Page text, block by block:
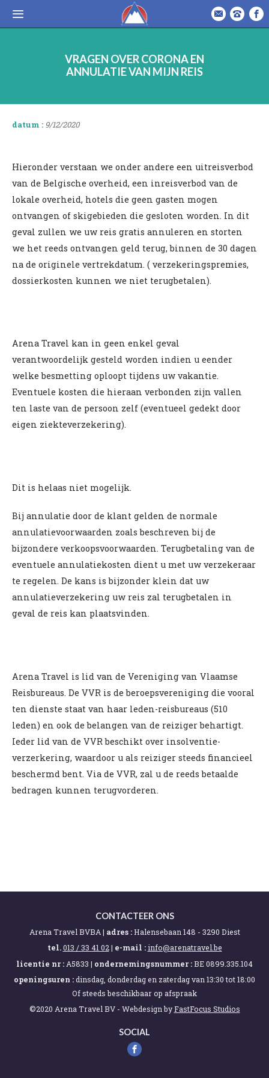
VRAGEN OVER CORONA EN
ANNULATIE VAN MIJN REIS
datum : 9/12/2020
Hieronder verstaan we onder andere een uitreisverbod
van de Belgische overheid, een inreisverbod van de
lokale overheid, hotels die geen gasten mogen
ontvangen of skigebieden die gesloten worden. In dit
geval zullen we uw reis gratis annuleren en storten
we het reeds ontvangen geld terug, binnen de 30 dagen
na de originele vertrekdatum. ( verzekeringspremies,
dossierkosten kunnen we niet terugbetalen).
Arena Travel kan in geen enkel geval
verantwoordelijk gesteld worden indien u eender
welke besmetting oploopt tijdens uw vakantie.
Eventuele kosten die hieraan verbonden zijn vallen
ten laste van de persoon zelf (eventueel gedekt door
eigen ziekteverzekering).
Dit is helaas niet mogelijk.
Bij annulatie door de klant gelden de normale
annulatievoorwaarden zoals beschreven bij de
bijzondere verkoopsvoorwaarden. Terugbetaling van de
eventuele annulatiekosten dient u met uw verzekeraar
te regelen. De kans is bijzonder klein dat uw
annulatieverzekering uw reis zal terugbetalen in
geval de reis kan plaatsvinden.
Arena Travel is lid van de Vereniging van Vlaamse
Reisbureaus. De VVR is de beroepsvereniging die vooral
ten dienste staat van haar leden-reisbureaus (510
leden) en ook de belangen van de reiziger behartigt.
Ieder lid van de VVR beschikt over insolventie-
verzerkering, waardoor u als reiziger steeds financieel
beschermd bent. Via de VVR, zal u de reeds betaalde
bedragen kunnen terugvorderen.
CONTACTEER ONS
Arena Travel BVBA | adres :Halensebaan 148 - 3290 Diest
tel. 013 / 33 41 02| e-mail : eb.levartanera@ofni
licentie nr : A5833 | ondernemingsnummer :BE 0899.335.104
openingsuren :dinsdag, donderdag en zaterdag van 13:30 tot 18:00
Of steeds beschikbaar op afspraak
©2020 Arena Travel BV - Webdesign byFastFocus Studios
SOCIAL